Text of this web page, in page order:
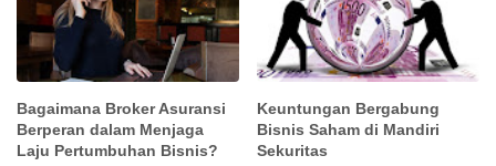
Bagaimana Broker Asuransi
Berperan dalam Menjaga
Laju Pertumbuhan Bisnis?
Keuntungan Bergabung
Bisnis Saham di Mandiri
Sekuritas